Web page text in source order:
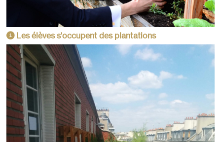
1Les élèves s'occupent des plantations